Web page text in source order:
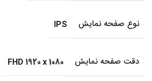
نوع صفحه نمایش IPS
دقت صفحه نمایش FHD 1920 x 1080